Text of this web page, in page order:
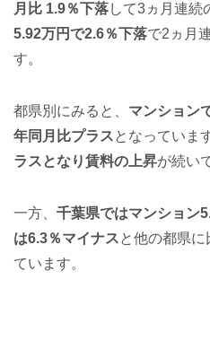
月比 1.9％下落して3ヵ月連続
5.92万円で2.6％下落で2ヵ月
す。
都県別にみると、 マンション
年同月比プラスとなっていま
ラスとなり賃料の上昇が続い
一方、 千葉県ではマンション
は6.3％マイナスと他の都県に
ています。